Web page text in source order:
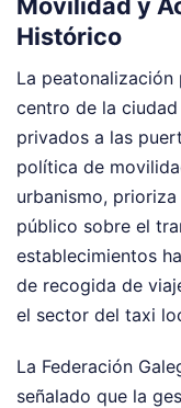
Histórico
La peatonalización
centro de la
privados a las
política de
urbanismo,
público sobre el
establecimientos
de recogida de
el sector del taxi
La Federación
señalado que la